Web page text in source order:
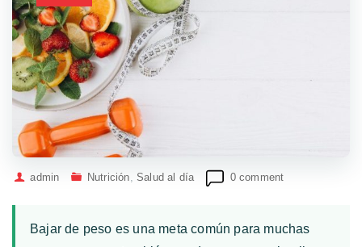
admin Nutrición, Salud al día 0 comment
Bajar de peso es una meta común para muchas